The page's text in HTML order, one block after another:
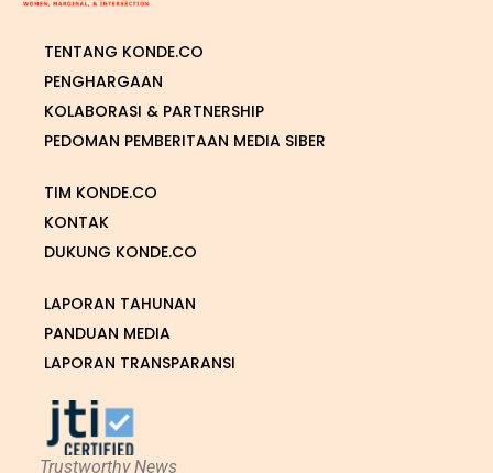
TENTANG KONDE.CO
PENGHARGAAN
KOLABORASI & PARTNERSHIP
PEDOMAN PEMBERITAAN MEDIA SIBER
TIM KONDE.CO
KONTAK
DUKUNG KONDE.CO
LAPORAN TAHUNAN
PANDUAN MEDIA
LAPORAN TRANSPARANSI
Trustworthy News